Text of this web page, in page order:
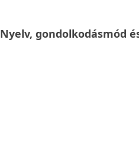
Nyelv, gondolkodásmód